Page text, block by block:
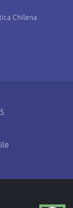
Chilena